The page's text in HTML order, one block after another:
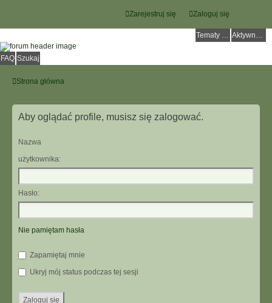
Zaloguj się
Zarejestruj się
Tematy bez odpowiedzi Aktywne tematy
FAQ Szukaj
Strona główna
Aby oglądać profile, musisz się zalogować.
Nazwa
użytkownika:
Hasło:
Nie pamiętam hasła
Zapamiętaj mnie
Ukryj mój status podczas tej sesji